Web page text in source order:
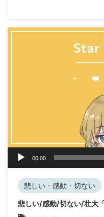
00:00
悲しい・感動・切ない
悲しい/感動/切ない/壮大